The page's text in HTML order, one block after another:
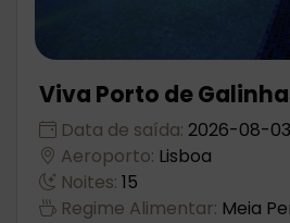
Viva Porto de
Data de saída: 2026-08-03
Aeroporto: Lisboa
Noites: 15
Regime Alimentar: Meia